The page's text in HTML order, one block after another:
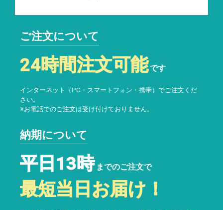
ご注文について
24時間注文可能です
インターネット（PC・スマートフォン・携帯）でご注文くだ
さい。
※お電話でのご注文は受け付けておりません。
納期について
平日13時 までのご注文で
最短当日お届け！